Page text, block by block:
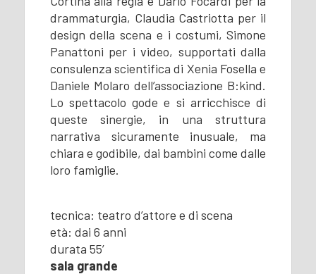
drammaturgia, Claudia Castriotta per il
design della scena e i costumi, Simone
Panattoni per i video, supportati dalla
consulenza scientifica di Xenia Fosella e
Daniele Molaro dell’associazione B:kind.
Lo spettacolo gode e si arricchisce di
queste sinergie, in una struttura
narrativa sicuramente inusuale, ma
chiara e godibile, dai bambini come dalle
loro famiglie.
tecnica: teatro d’attore e di scena
età: dai 6 anni
durata 55’
sala grande